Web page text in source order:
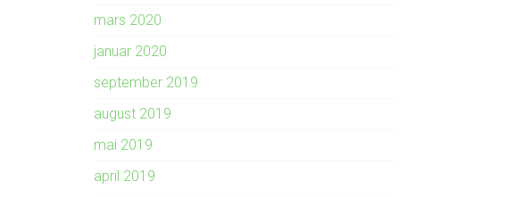
mars 2020
januar 2020
september 2019
august 2019
mai 2019
april 2019